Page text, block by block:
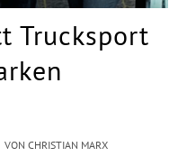
Trucksport
VONCHRISTIAN MARX